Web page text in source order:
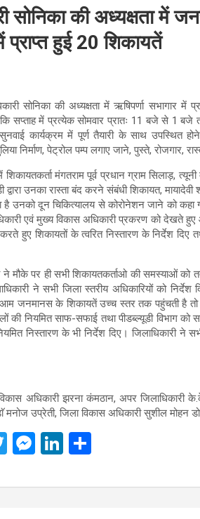
सोनिका की अध्यक्षता में
प्राप्त हुई 20 शिकायतें
सोनिका की अध्यक्षता में ऋषिपर्णा
कि सप्ताह में प्रत्येक सोमवार प्रातः 11 बजे से 1
कार्यक्रम में पूर्ण तैयारी के साथ उपस्थित
निर्माण, पेट्रोल पम्प लगाए जाने, पुस्ते, रोजगार,
शिकायतकर्ता मंगतराम पूर्व प्रधान ग्राम सिलाड़,
द्वारा उनका रास्ता बंद करने संबंधी शिकायत, मायादेवी
है उनको दून चिकित्यालय से कोरोनेशन जाने को कहा
एवं मुख्य विकास अधिकारी प्रकरण को देखते हुए
हुए शिकायतों के त्वरित निस्तारण के निर्देश
ने मौके पर ही सभी शिकायतकर्ताओ की समस्याओं
ने सभी जिला स्तरीय अधिकारियों को
जनमानस के शिकायतें उच्च स्तर तक पहुंचती है तो
की नियमित साफ-सफाई तथा पीडब्ल्यूडी विभाग
निस्तारण के भी निर्देश दिए। जिलाधिकारी ने
अधिकारी झरना कंमठान, अपर जिलाधिकारी
मनोज उप्रेती, जिला विकास अधिकारी सुशील मोहन
T
tt
M
se
Li
ke ar